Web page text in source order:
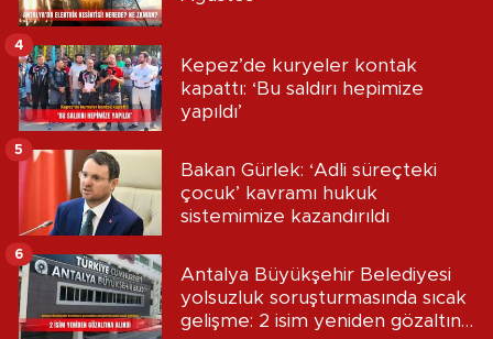
Kepez’de kuryeler kontak
kapattı: ‘Bu saldırı hepimize
yapıldı’
4
Bakan Gürlek: ‘Adli süreçteki
çocuk’ kavramı hukuk
sistemimize kazandırıldı
5
Antalya Büyükşehir Belediyesi
yolsuzluk soruşturmasında sıcak
gelişme: 2 isim yeniden gözaltına
6